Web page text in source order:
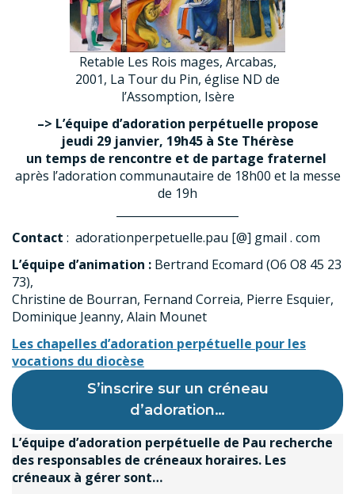
Retable Les Rois mages, Arcabas,
2001, La Tour du Pin, église ND de
l’Assomption, Isère
–> L’équipe d’adoration perpétuelle propose
jeudi 29 janvier, 19h45 à Ste Thérèse
un temps de rencontre et de partage fraternel
après l’adoration communautaire de 18h00 et la messe
de 19h
Contact : adorationperpetuelle.pau [@] gmail . com
L’équipe d’animation : Bertrand Ecomard (O6 O8 45 23
73),
Christine de Bourran, Fernand Correia, Pierre Esquier,
Dominique Jeanny, Alain Mounet
Les chapelles d’adoration perpétuelle pour les
vocations du diocèse
S’inscrire sur un créneau
d’adoration…
L’équipe d’adoration perpétuelle de Pau recherche
des responsables de créneaux horaires. Les
créneaux à gérer sont…